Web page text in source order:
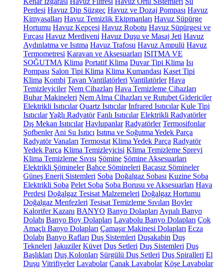
Perdesi Havuz Dip Süzgeç Havuz ve Dozaj Pompası Havuz
Kimyasalları Havuz Temizlik Ekipmanları Havuz Süpürge
Hortumu Havuz Kepçesi Havuz Robotu Havuz Süpürgesi ve
Fırçası Havuz Merdiveni Havuz Duşu ve Masaj Jeti Havuz
Aydınlatma ve Isıtma Havuz Trafosu Havuz Ampulü Havuz
Termometresi Karavan ve Aksesuarları ISITMA VE
SOĞUTMA Klima Portatif Klima Duvar Tipi Klima Isı
Pompası Salon Tipi Klima Klima Kumandası Kaset Tipi
Klima Kombi Tavan Vantilatörleri Vantilatörler Hava
Temizleyiciler Nem Cihazları Hava Temizleme Cihazları
Buhar Makineleri Nem Alma Cihazları ve Rutubet Gidericiler
Elektrikli Isıtıcılar Quartz Isıtıcılar Infrared Isıtıcılar Kule Tipi
IsıtıcılarYağlı Radyatör Fanlı Isıtıcılar Elektrikli Radyatörler
Dış Mekan Isıtıcılar Havlupanlar Radyatörler Termosifonlar
Şofbenler Ani Su Isıtıcı Isıtma ve Soğutma Yedek Parça
Radyatör Vanaları Termostat Klima Yedek Parça Radyatör
Yedek Parça Klima Temizleyicisi Klima Temizleme Spreyi
Klima Temizleme Sıvısı Şömine Şömine Aksesuarları
Elektrikli Şömineler Bahçe Şömineleri Bacasız Şömineler
Güneş Enerji Sistemleri Soba Doğalgaz Sobası Kuzine Soba
Elektrikli Soba Pelet Soba Soba Borusu ve Aksesuarları Hava
Perdesi Doğalgaz Tesisat Malzemeleri Doğalgaz Hortumu
Doğalgaz Menfezleri Tesisat Temizleme Sıvıları Boyler
Kalorifer Kazanı BANYO Banyo Dolapları Aynalı Banyo
Dolabı Banyo Boy Dolapları Lavabolu Banyo Dolapları Çok
Amaçlı Banyo Dolapları Çamaşır Makinesi Dolapları Ecza
Dolabı Banyo Rafları Duş Sistemleri Duşakabin Duş
Tekneleri Jakuziler Küvet Duş Setleri Duş Sistemleri Duş
Başlıkları Duş Kolonları Sürgülü Duş Setleri Duş Spiralleri El
Duşu Vitrifiyeler Lavabolar Çanak Lavabolar Köşe Lavabolar